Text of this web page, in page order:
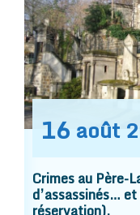
16 août
Crimes au Père-
d’assassinés…